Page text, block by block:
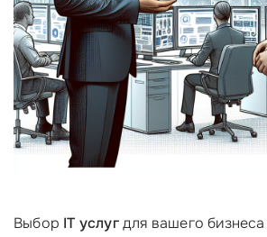
Выбор IT услугдля вашего